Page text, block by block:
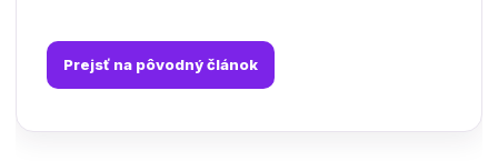
Prejsť na pôvodný článok